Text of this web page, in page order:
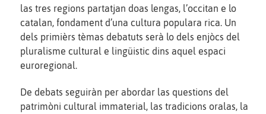
las tres regions partatjan doas lengas, l’occitan e lo
catalan, fondament d’una cultura populara rica. Un
dels primièrs tèmas debatuts serà lo dels enjòcs del
pluralisme cultural e lingüistic dins aquel espaci
euroregional.
De debats seguiràn per abordar las questions del
patrimòni cultural immaterial, las tradicions oralas, la